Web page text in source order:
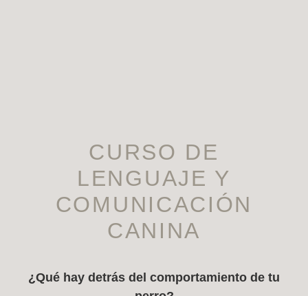
CURSO DE
LENGUAJE Y
COMUNICACIÓN
CANINA
¿Qué hay detrás del comportamiento de tu